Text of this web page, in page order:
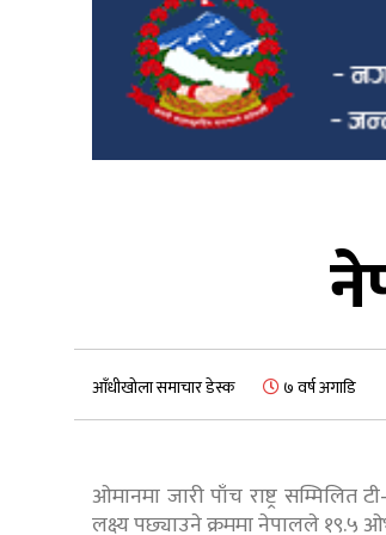
आँधीखोला समाचार डेस्क ७ वर्ष अगाडि
ओमानमा जारी पाँच राष्ट्र
लक्ष्य पछ्याउने क्रममा नेपालले १९.५